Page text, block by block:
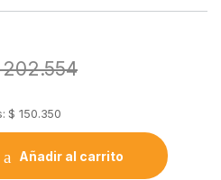
$ 150.350
Soporte Tu P/ Ftth Drop Fibra
Añadir al carrito